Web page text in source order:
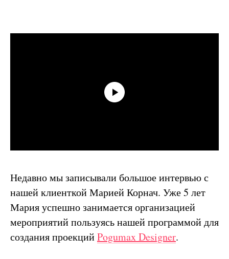
Недавно мы записывали большое интервью с
нашей клиенткой Марией Корнач. Уже 5 лет
Мария успешно занимается организацией
мероприятий пользуясь нашей программой для
создания проекцийPogumax Designer.